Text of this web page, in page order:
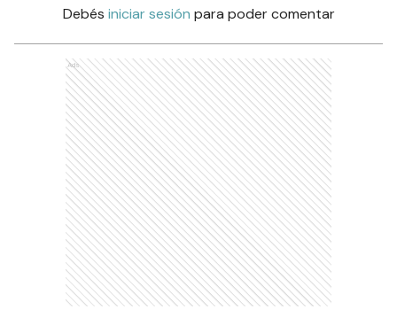
Debés iniciar sesión para poder comentar
Ads